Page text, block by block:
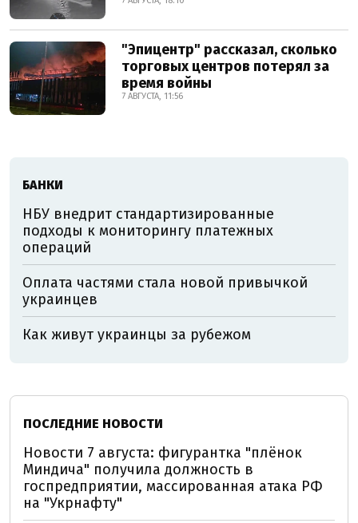
"Эпицентр" рассказал, сколько
торговых центров потерял за
время войны
7 АВГУСТА, 11:56
БАНКИ
НБУ внедрит стандартизированные
подходы к мониторингу платежных
операций
Оплата частями стала новой привычкой
украинцев
Как живут украинцы за рубежом
ПОСЛЕДНИЕ НОВОСТИ
Новости 7 августа: фигурантка "плёнок
Миндича" получила должность в
госпредприятии, массированная атака РФ
на "Укрнафту"